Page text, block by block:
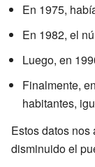
En 1975,
En 1982, el
Luego, en
Finalmente,
habitantes,
Estos datos
disminuido el